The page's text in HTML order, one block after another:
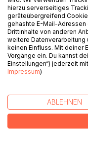
Potsdam -
Wege in
dadurch,
dem
ergangen
des
hierzu serverseitiges
geräteübergreifend
gehashte E-Mail-
Drittinhalte von anderen
weitere Datenverarbeitung
keinen Einfluss. Mit deiner
Vorgänge ein. Du kannst
Einstellungen“) jederzeit
Impressum)
ABLEHNEN